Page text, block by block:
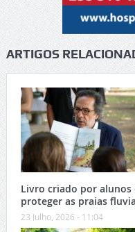
ARTIGOS
Livro criado por alunos
proteger as praias
23 Julho, 2026 - 11:04